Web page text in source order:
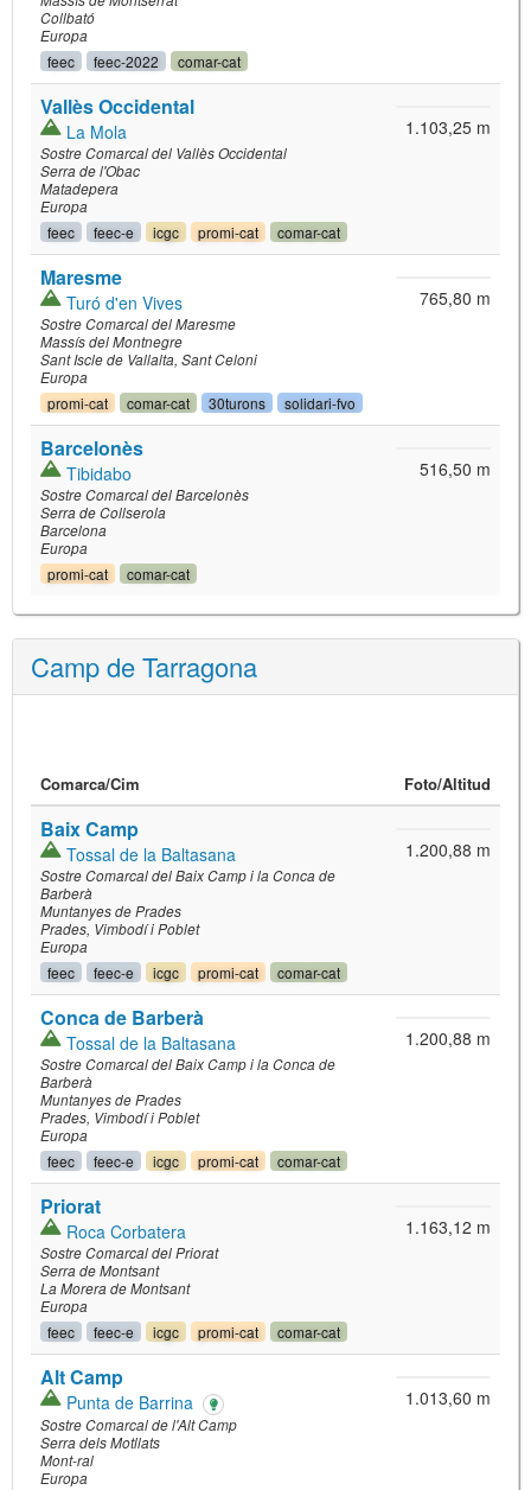
Collbató
Europa
feec feec-2022 comar-cat
Vallès Occidental
La Mola
Sostre Comarcal del Vallès Occidental
Serra de l'Obac
Matadepera
Europa
feec feec-e icgc promi-cat comar-cat
1.103,25 m
Maresme
Turó d'en Vives
Sostre Comarcal del Maresme
Massís del Montnegre
Sant Iscle de Vallalta Sant Celoni
Europa
promi-cat comar-cat 30turons solidari-fvo
765,80 m
Barcelonès
Tibidabo
Sostre Comarcal del Barcelonès
Serra de Collserola
Barcelona
Europa
promi-cat comar-cat
516,50 m
Camp de Tarragona
Comarca/Cim Foto/Altitud
Baix Camp
Tossal de la Baltasana
Sostre Comarcal del Baix Camp i la Conca de
Barberà
Muntanyes de Prades
Prades Vimbodí i Poblet
Europa
feec feec-e icgc promi-cat comar-cat
1.200,88 m
Conca de Barberà
Tossal de la Baltasana
Sostre Comarcal del Baix Camp i la Conca de
Barberà
Muntanyes de Prades
Prades Vimbodí i Poblet
Europa
feec feec-e icgc promi-cat comar-cat
1.200,88 m
Priorat
Roca Corbatera
Sostre Comarcal del Priorat
Serra de Montsant
La Morera de Montsant
Europa
feec feec-e icgc promi-cat comar-cat
1.163,12 m
Alt Camp
Punta de Barrina
Sostre Comarcal de l'Alt Camp
Serra dels Motllats
Mont-ral
Europa
1.013,60 m